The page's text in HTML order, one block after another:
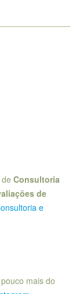
Consultoria
de
e
mais do